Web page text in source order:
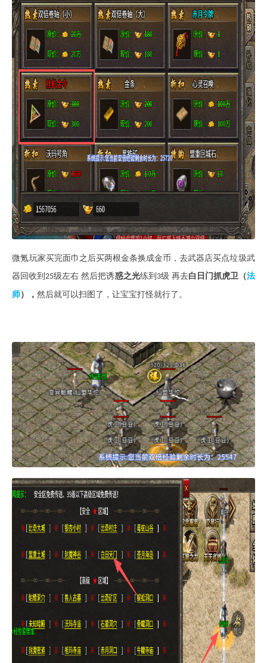
微氪玩家买完面巾之后买两根金条换成金币，去武器店买点垃圾武
器回收到25级左右 然后把诱惑之光练到 3级 再去白日门抓虎卫（法
师），然后就可以扫图了，让宝宝打怪就行了。